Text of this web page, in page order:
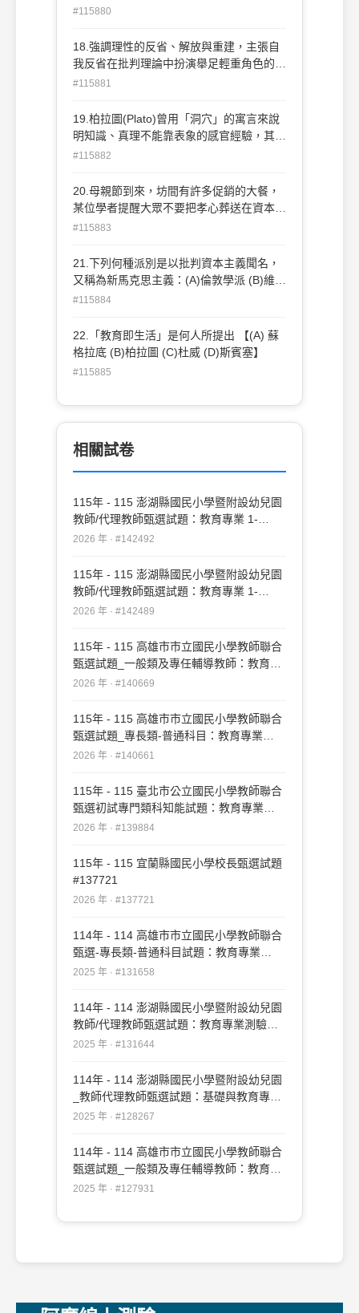
學者為何？(A)懷德海（Whitehead）(B)赫
Thomas Aquinas）(D)黑格爾（Hegel）。
#115880
18.強調理性的反省、解放與重建，主張自
我反省在批判理論中扮演舉足輕重角色的學
者為何？(A)康德（Kant）(B)休謨
黑格爾（Hegel）。
#115881
19.柏拉圖(Plato)曾用「洞穴」的寓言來說
明知識、真理不能靠表象的感官經驗，其知
識論立場是屬於下列何種理論？ (A)實在論
#115882
20.母親節到來，坊間有許多促銷的大餐，
某位學者提醒大眾不要把孝心葬送在資本主
義的商業邏輯之中，這位學者的想法最為接
(B)自由主義 (C)法蘭克福學派 (D)維也納學
派
#115883
21.下列何種派別是以批判資本主義聞名，
又稱為新馬克思主義：(A)倫敦學派 (B)維也
納學派 (C)法蘭克福學派(D)芝加哥學派
#115884
22.「教育即生活」是何人所提出 【(A) 蘇
格拉底 (B)柏拉圖 (C)杜威 (D)斯賓塞】
#115885
相關試卷
115年 - 115 澎湖縣國民小學暨附設幼兒園
教師/代理教師甄選試題：教育專業 1-
20#142492
2026 年 · #142492
115年 - 115 澎湖縣國民小學暨附設幼兒園
教師/代理教師甄選試題：教育專業 1-
50#142489
2026 年 · #142489
115年 - 115 高雄市市立國民小學教師聯合
甄選試題_一般類及專任輔導教師：教育專
業#140669
2026 年 · #140669
115年 - 115 高雄市市立國民小學教師聯合
甄選試題_專長類-普通科目：教育專業
#140661
2026 年 · #140661
115年 - 115 臺北市公立國民小學教師聯合
甄選初試專門類科知能試題：教育專業
#139884
2026 年 · #139884
115年 - 115 宜蘭縣國民小學校長甄選試題
#137721
2026 年 · #137721
114年 - 114 高雄市市立國民小學教師聯合
甄選-專長類-普通科目試題：教育專業
#131658
2025 年 · #131658
114年 - 114 澎湖縣國民小學暨附設幼兒園
教師/代理教師甄選試題：教育專業測驗
#131644
2025 年 · #131644
114年 - 114 澎湖縣國民小學暨附設幼兒園
_教師代理教師甄選試題：基礎與教育專業
測驗#128267
2025 年 · #128267
114年 - 114 高雄市市立國民小學教師聯合
甄選試題_一般類及專任輔導教師：教育專
業#127931
2025 年 · #127931